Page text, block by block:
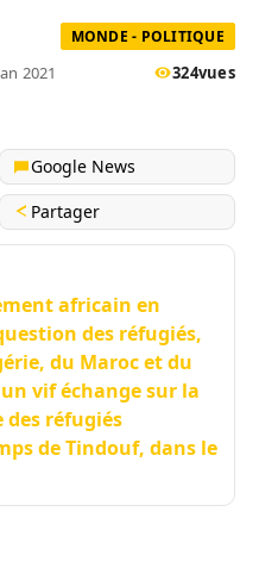
MONDE - POLITIQUE
2021 324vues
Google News
Partager
africain en
des réfugiés,
du Maroc et du
vif échange sur la
réfugiés
de Tindouf, dans le